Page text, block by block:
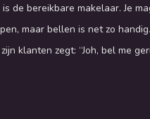
de bereikbare makelaar. Je
maar bellen is net zo
klanten zegt: “Joh, bel me